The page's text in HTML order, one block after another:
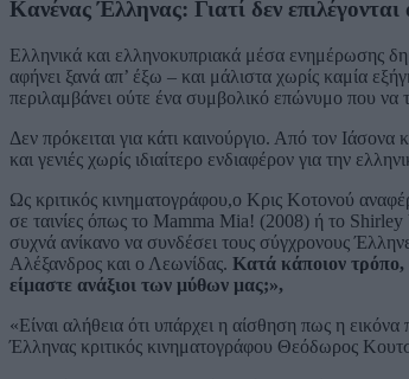
Κανένας Έλληνας: Γιατί δεν
Ελληνικά και ελληνοκυπριακά μέσα ενημέρωσης
αφήνει ξανά απ’ έξω – και μάλιστα χωρίς καμία
περιλαμβάνει ούτε ένα συμβολικό επώνυμο που να
Δεν πρόκειται για κάτι καινούργιο. Από τον
και γενιές χωρίς ιδιαίτερο ενδιαφέρον για την
Ως κριτικός κινηματογράφου,ο Κρις Κοτονού
σε ταινίες όπως το Mamma Mia! (2008) ή το Shirley
συχνά ανίκανο να συνδέσει τους σύγχρονους
Αλέξανδρος και ο Λεωνίδας. Κατά κάποιον τρόπο,
είμαστε ανάξιοι των μύθων μας;»,
«Είναι αλήθεια ότι υπάρχει η αίσθηση πως η
Έλληνας κριτικός κινηματογράφου Θεόδωρος